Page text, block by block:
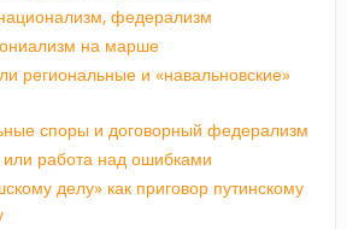
федерализм
на марше
региональные и «навальновские»
споры и договорный федерализм
работа над ошибками
делу» как приговор путинскому